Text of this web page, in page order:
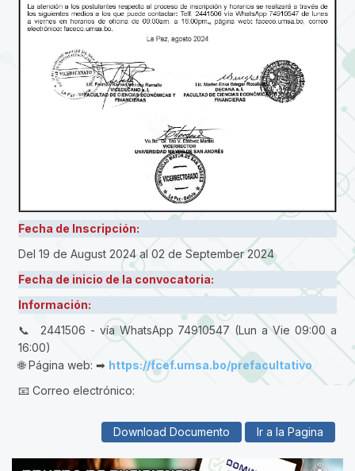
Fecha de Inscripción:
Del 19 de August 2024al 02 de September 2024
Fecha de inicio de la convocatoria:
Información:
📞 2441506 - vía WhatsApp 74910547 (Lun a Vie 09:00 a
16:00)
🌐 Página web: ➡ https://fcef.umsa.bo/prefacultativo
📧 Correo electrónico:
Download Documento Ir a la Pagina